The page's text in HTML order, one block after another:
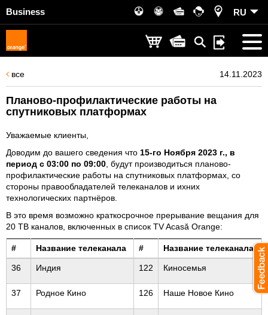
Business RU
все 14.11.2023
Планово-профилактические работы на
спутниковых платформах
Уважаемые клиенты,
Доводим до вашего сведения что 15-го Ноября 2023 г., в
период с 03:00 по 09:00 , будут производиться планово-
профилактические работы на спутниковых платформах, со
стороны правообладателей телеканалов и ихних
технологических партнёров.
В это время возможно краткосрочное прерывание вещания для
20 ТВ каналов, включенных в список TV Acasă Orange:
# Название телеканала # Название телеканала
36 Индия 122 Киносемья
37 Родное Кино 126 Наше Новое Кино